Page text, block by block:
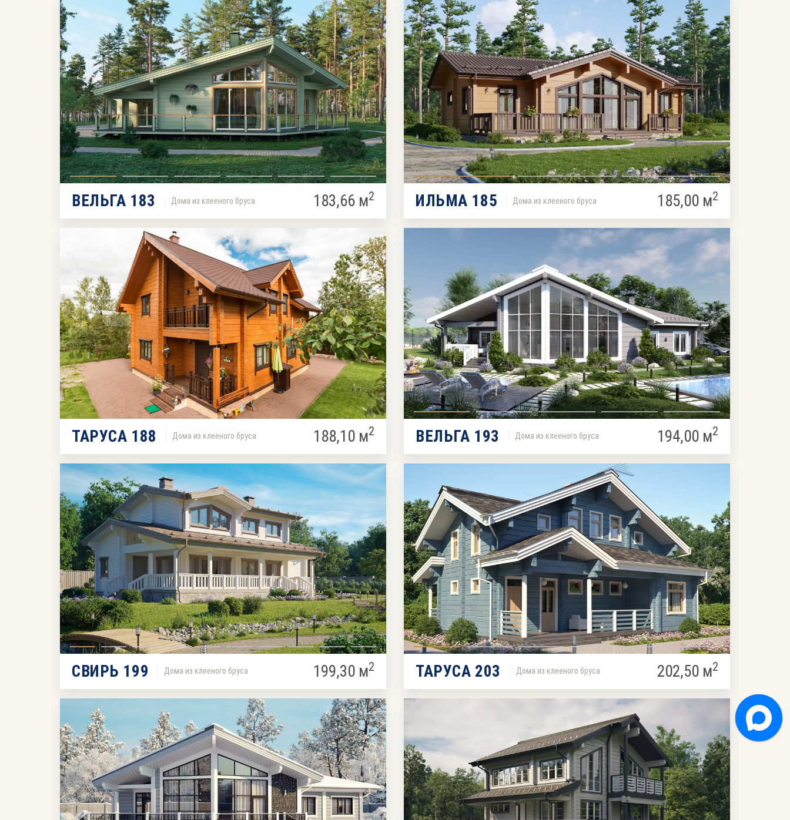
ВЕЛЬГА 183 Дома из клееного бруса 183,66 м2 ИЛЬМА 185 Дома из клееного бруса 185,00 м2
ТАРУСА 188 Дома из клееного бруса 188,10 м2 ВЕЛЬГА 193 Дома из клееного бруса 194,00 м2
СВИРЬ 199 Дома из клееного бруса 199,30 м2 ТАРУСА 203 Дома из клееного бруса 202,50 м2